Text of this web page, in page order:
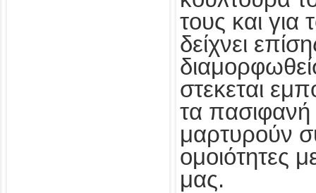
τους και
δείχνει
στεκεται
τα πασιφανή
μαρτυρούν
ομοιότητες
μας.